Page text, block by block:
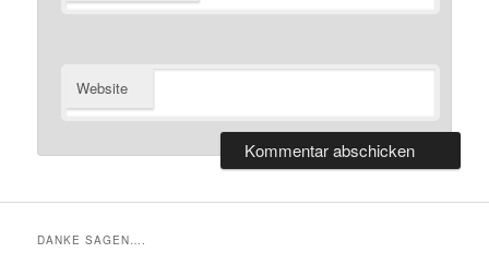
Website
DANKE SAGEN….